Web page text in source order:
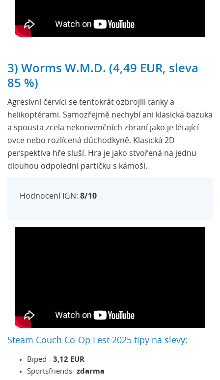
3) Worms W.M.D. (4,49 EUR, sleva
85 %)
Agresivní červíci se tentokrát ozbrojili tanky a
helikoptérami. Samozřejmě nechybí ani klasická bazuka
a spousta zcela nekonvenčních zbraní jako je létající
ovce nebo rozlícená důchodkyně. Klasická 2D
perspektiva hře sluší. Hra je jako stvořená na jednu
dlouhou odpolední partičku s kámoši.
Hodnocení IGN: 8/10
Steam Couch Co-Op Fest 2025 tipy na slevy:
Biped - 3,12 EUR
Sportsfriends- zdarma